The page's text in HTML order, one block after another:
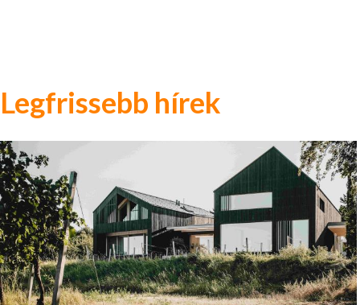
Legfrissebb hírek